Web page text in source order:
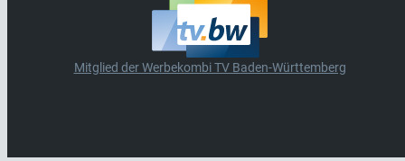
Mitglied der Werbekombi TV Baden-Württemberg